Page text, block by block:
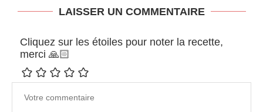
LAISSER UN COMMENTAIRE
Cliquez sur les étoiles pour noter la recette,
merci 🙏🏻